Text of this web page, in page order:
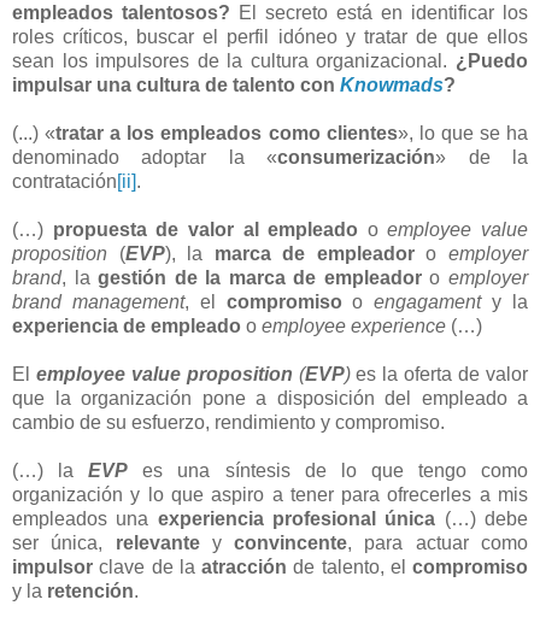
empleados talentosos? El secreto está en identificar
los
roles críticos, buscar el perfil idóneo y tratar de que ellos
sean los impulsores de la cultura organizacional. ¿Puedo
impulsar una cultura de talento con Knowmads?
(...) «tratar a los empleados como clientes», lo que se ha
denominado adoptar la «consumerización» de la
contratación[ii].
(…) propuesta de valor al empleado oemployee value
proposition (EVP), la marca de empleadoroemployer
brand, lagestión de la marca de empleadoroemployer
brand management, el compromiso oengagamenty la
experiencia de empleado o employee experience (…)
El employee value proposition (EVP)es la oferta de valor
que la organización pone a disposición del empleado a
cambio de su esfuerzo, rendimiento y compromiso.
(…) laEVP es una síntesis de lo que tengo como
organización y lo que aspiro a tener para ofrecerles a mis
empleados una experiencia profesional única (…) debe
ser única, relevanteyconvincente, para actuar como
impulsor clave de la atracción de talento, el compromiso
y la retención.